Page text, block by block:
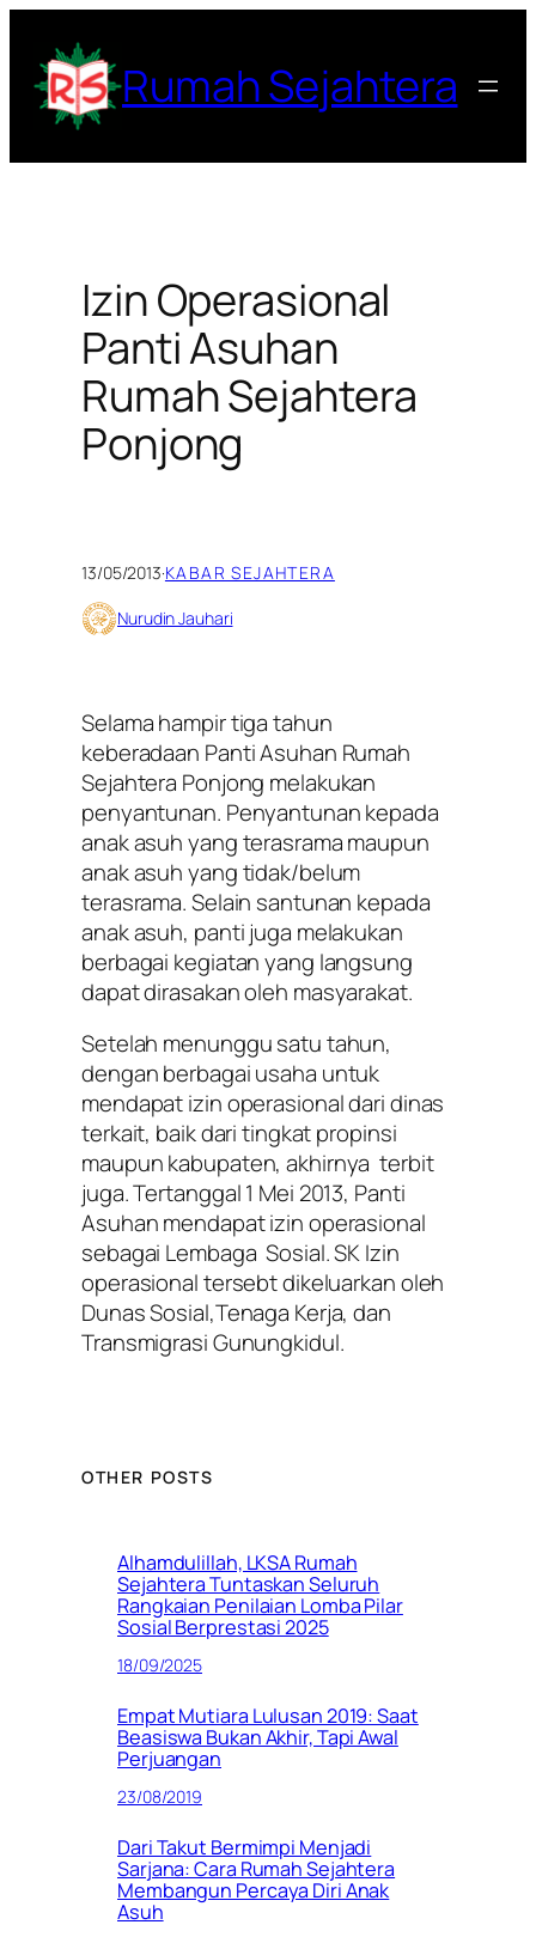
konten
Rumah Sejahtera
Izin Operasional
Panti Asuhan
Rumah Sejahtera
Ponjong
13/05/2013·KABAR SEJAHTERA
Nurudin Jauhari
Selama hampir tiga tahun
keberadaan Panti Asuhan Rumah
Sejahtera Ponjong melakukan
penyantunan. Penyantunan kepada
anak asuh yang terasrama maupun
anak asuh yang tidak/belum
terasrama. Selain santunan kepada
anak asuh, panti juga melakukan
berbagai kegiatan yang langsung
dapat dirasakan oleh masyarakat.
Setelah menunggu satu tahun,
dengan berbagai usaha untuk
mendapat izin operasional dari dinas
terkait, baik dari tingkat propinsi
maupun kabupaten, akhirnya terbit
juga. Tertanggal 1 Mei 2013, Panti
Asuhan mendapat izin operasional
sebagai Lembaga Sosial. SK Izin
operasional tersebt dikeluarkan oleh
Dunas Sosial,Tenaga Kerja, dan
Transmigrasi Gunungkidul.
OTHER POSTS
Alhamdulillah, LKSA Rumah
Sejahtera Tuntaskan Seluruh
Rangkaian Penilaian Lomba Pilar
Sosial Berprestasi 2025
18/09/2025
Empat Mutiara Lulusan 2019: Saat
Beasiswa Bukan Akhir, Tapi Awal
Perjuangan
23/08/2019
Dari Takut Bermimpi Menjadi
Sarjana: Cara Rumah Sejahtera
Membangun Percaya Diri Anak
Asuh